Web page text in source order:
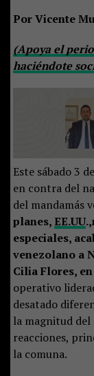
Por Vicente
(Apoya el
haciéndote
Este sábado 3
en contra del
del mandamás
planes, EE.UU
especiales,
venezolano a
Cilia Flores,
operativo
desatado
la magnitud del
reacciones,
la comuna.